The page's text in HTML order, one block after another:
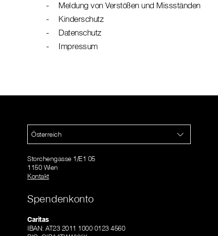
Meldung von Verstößen und Missständen
Kinderschutz
Datenschutz
Impressum
Österreich
Storchengasse 1/E1 05
1150 Wien
Kontakt
Spendenkonto
Caritas
IBAN: AT23 2011 1000 0123 4560